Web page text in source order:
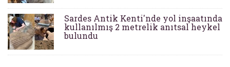
Sardes Antik Kenti'nde yol inşaatında
kullanılmış 2 metrelik anıtsal heykel
bulundu